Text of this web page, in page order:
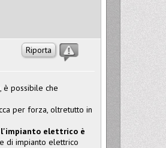
Riporta
possibile che
per forza, oltretutto in
l'impianto elettrico è
di impianto elettrico